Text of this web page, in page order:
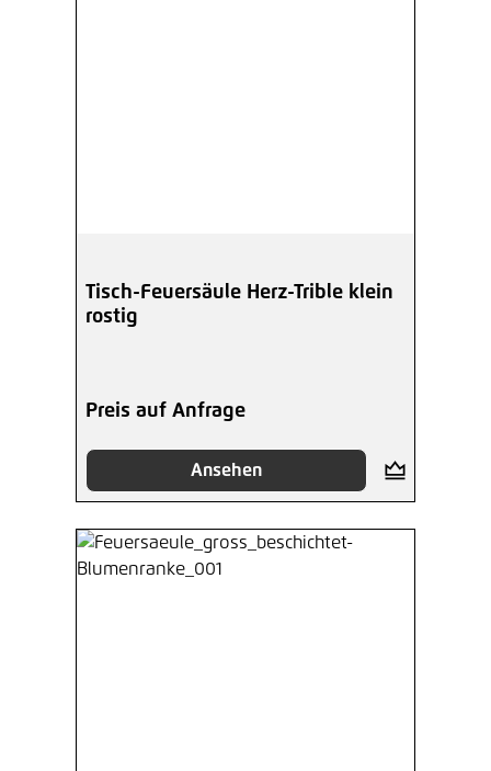
Tisch-Feuersäule Herz-Trible klein
rostig
Preis auf Anfrage
Ansehen